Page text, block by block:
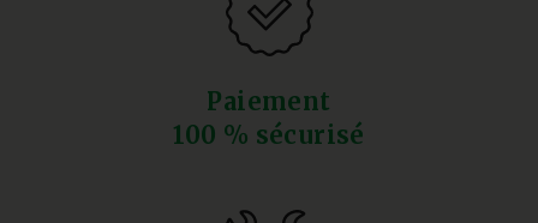
Paiement
100 % sécurisé